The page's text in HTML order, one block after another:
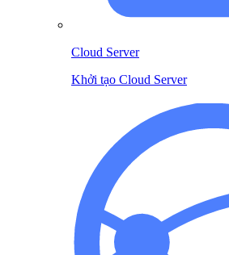
Cloud Server
Khởi tạo Cloud Server